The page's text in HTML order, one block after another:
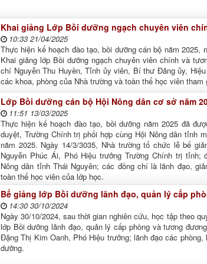
Khai giảng Lớp Bồi dưỡng ngạch chuyên viên
10:33 21/04/2025
Thực hiện kế hoạch đào tạo, bồi dưỡng cán bộ năm 2025,
Khai giảng lớp Bồi dưỡng ngạch chuyên viên chính và
chí Nguyễn Thu Huyền, Tỉnh ủy viên, Bí thư Đảng ủy,
các khoa, phòng của Nhà trường và toàn thể học viên tham
Lớp Bồi dưỡng cán bộ Hội Nông dân cơ sở năm
11:51 13/03/2025
Thực hiện kế hoạch đào tạo, bồi dưỡng năm 2025 đã
duyệt, Trường Chính trị phối hợp cùng Hội Nông dân tỉnh
năm 2025. Ngày 14/3/3035, Nhà trường tổ chức lễ bế
Nguyễn Phúc Ái, Phó Hiệu trưởng Trường Chính trị
Nông dân tỉnh Thái Nguyên; các đồng chí là lãnh đạo,
toàn thể học viên của lớp học.
Bế giảng lớp Bồi dưỡng lãnh đạo, quản lý cấp
14:30 30/10/2024
Ngày 30/10/2024, sau thời gian nghiên cứu, học tập theo
lớp Bồi dưỡng lãnh đạo, quản lý cấp phòng và tương
Đặng Thị Kim Oanh, Phó Hiệu trưởng; lãnh đạo các
dưỡng.